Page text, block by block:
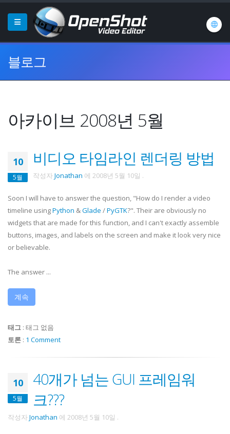
블로그
아카이브 2008년 5월
10
5월
비디오 타임라인 렌더링 방법
작성자Jonathan 에 2008년 5월 10일 .
Soon I will have to answer the question, "How do I render a video
timeline usingPython &Glade /PyGTK?". Their are obviously no
widgets that are made for this function, and I can't exactly assemble
buttons, images, and labels on the screen and make it look very nice
or believable.
The answer ...
계속
태그 : 태그 없음
토론 : 1 Comment
10
5월
40개가 넘는 GUI 프레임워
크???
작성자Jonathan 에 2008년 5월 10일 .